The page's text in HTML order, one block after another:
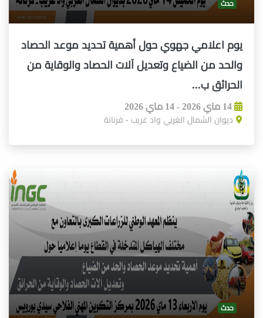
حدث
يوم اعلامي جهوي حول أهمية تحديد موعد الحصاد
والحد من الضياع وتعديل آلات الحصاد والوقاية من
الحرائق ب...
14 ماي 2026 - 14 ماي 2026
ديوان الشمال الغربي واد غريب - فرنانة
حدث